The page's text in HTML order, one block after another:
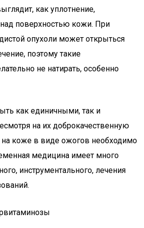
как уплотнение,
поверхностью кожи. При
опухоли может открыться
поэтому такие
не натирать, особенно
как единичными, так и
на их доброкачественную
на коже в виде ожогов необходимо
медицина имеет много
инструментального, лечения